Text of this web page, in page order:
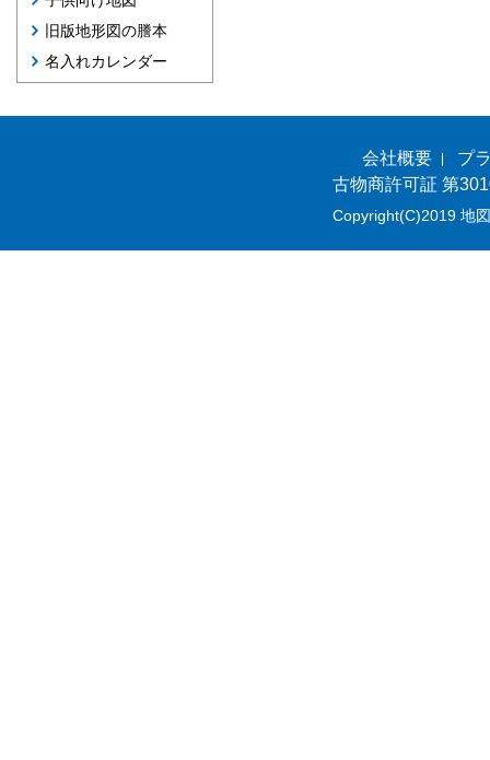
旧版地形図の謄本
名入れカレンダー
会社概要
プ
古物商許可証 第
Copyright(C)2019 地